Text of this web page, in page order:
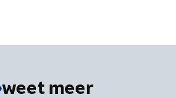
weet meer